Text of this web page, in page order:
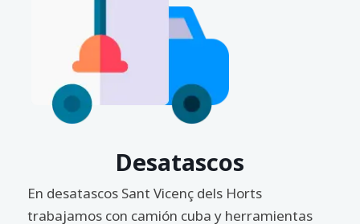
Desatascos
En desatascos Sant Vicenç dels Horts
trabajamos con camión cuba y herramientas